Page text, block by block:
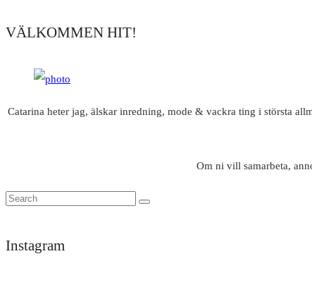
VÄLKOMMEN HIT!
Catarina heter jag, älskar inredning, mode & vackra ting i största
Om ni vill samarbeta,
Instagram